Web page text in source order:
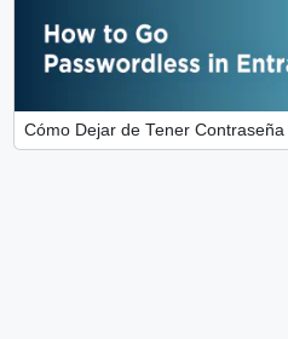
Cómo Dejar de Tener